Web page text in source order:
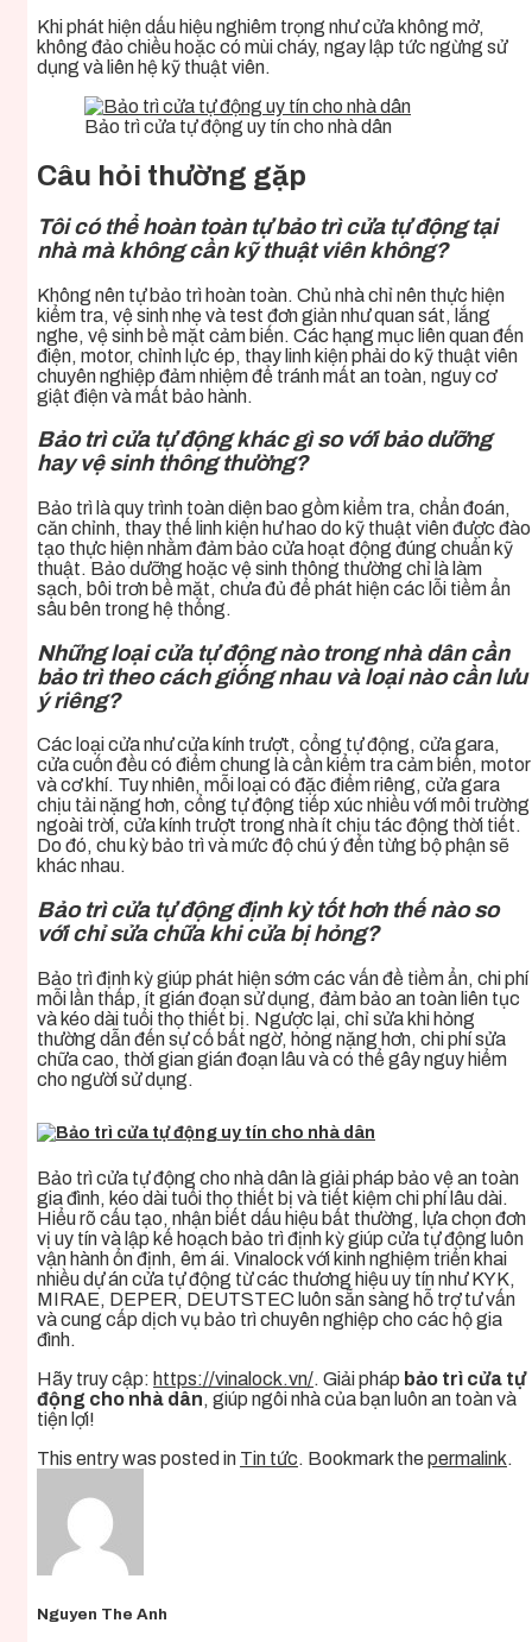
Khi phát hiện dấu hiệu nghiêm trọng như cửa không mở,
không đảo chiều hoặc có mùi cháy, ngay lập tức ngừng sử
dụng và liên hệ kỹ thuật viên.
Bảo trì cửa tự động uy tín cho nhà dân
Câu hỏi thường gặp
Tôi có thể hoàn toàn tự bảo trì cửa tự động tại
nhà mà không cần kỹ thuật viên không?
Không nên tự bảo trì hoàn toàn. Chủ nhà chỉ nên thực hiện
kiểm tra, vệ sinh nhẹ và test đơn giản như quan sát, lắng
nghe, vệ sinh bề mặt cảm biến. Các hạng mục liên quan đến
điện, motor, chỉnh lực ép, thay linh kiện phải do kỹ thuật viên
chuyên nghiệp đảm nhiệm để tránh mất an toàn, nguy cơ
giật điện và mất bảo hành.
Bảo trì cửa tự động khác gì so với bảo dưỡng
hay vệ sinh thông thường?
Bảo trì là quy trình toàn diện bao gồm kiểm tra, chẩn đoán,
căn chỉnh, thay thế linh kiện hư hao do kỹ thuật viên được đào
tạo thực hiện nhằm đảm bảo cửa hoạt động đúng chuẩn kỹ
thuật. Bảo dưỡng hoặc vệ sinh thông thường chỉ là làm
sạch, bôi trơn bề mặt, chưa đủ để phát hiện các lỗi tiềm ẩn
sâu bên trong hệ thống.
Những loại cửa tự động nào trong nhà dân cần
bảo trì theo cách giống nhau và loại nào cần lưu
ý riêng?
Các loại cửa như cửa kính trượt, cổng tự động, cửa gara,
cửa cuốn đều có điểm chung là cần kiểm tra cảm biến, motor
và cơ khí. Tuy nhiên, mỗi loại có đặc điểm riêng, cửa gara
chịu tải nặng hơn, cổng tự động tiếp xúc nhiều với môi trường
ngoài trời, cửa kính trượt trong nhà ít chịu tác động thời tiết.
Do đó, chu kỳ bảo trì và mức độ chú ý đến từng bộ phận sẽ
khác nhau.
Bảo trì cửa tự động định kỳ tốt hơn thế nào so
với chỉ sửa chữa khi cửa bị hỏng?
Bảo trì định kỳ giúp phát hiện sớm các vấn đề tiềm ẩn, chi phí
mỗi lần thấp, ít gián đoạn sử dụng, đảm bảo an toàn liên tục
và kéo dài tuổi thọ thiết bị. Ngược lại, chỉ sửa khi hỏng
thường dẫn đến sự cố bất ngờ, hỏng nặng hơn, chi phí sửa
chữa cao, thời gian gián đoạn lâu và có thể gây nguy hiểm
cho người sử dụng.
Bảo trì cửa tự động cho nhà dân là giải pháp bảo vệ an toàn
gia đình, kéo dài tuổi thọ thiết bị và tiết kiệm chi phí lâu dài.
Hiểu rõ cấu tạo, nhận biết dấu hiệu bất thường, lựa chọn đơn
vị uy tín và lập kế hoạch bảo trì định kỳ giúp cửa tự động luôn
vận hành ổn định, êm ái. Vinalock với kinh nghiệm triển khai
nhiều dự án cửa tự động từ các thương hiệu uy tín như KYK,
MIRAE, DEPER, DEUTSTEC luôn sẵn sàng hỗ trợ tư vấn
và cung cấp dịch vụ bảo trì chuyên nghiệp cho các hộ gia
đình.
Hãy truy cập: https://vinalock.vn/. Giải pháp bảo trì cửa tự
động cho nhà dân, giúp ngôi nhà của bạn luôn an toàn và
tiện lợi!
This entry was posted in Tin tức. Bookmark thepermalink.
Nguyen The Anh